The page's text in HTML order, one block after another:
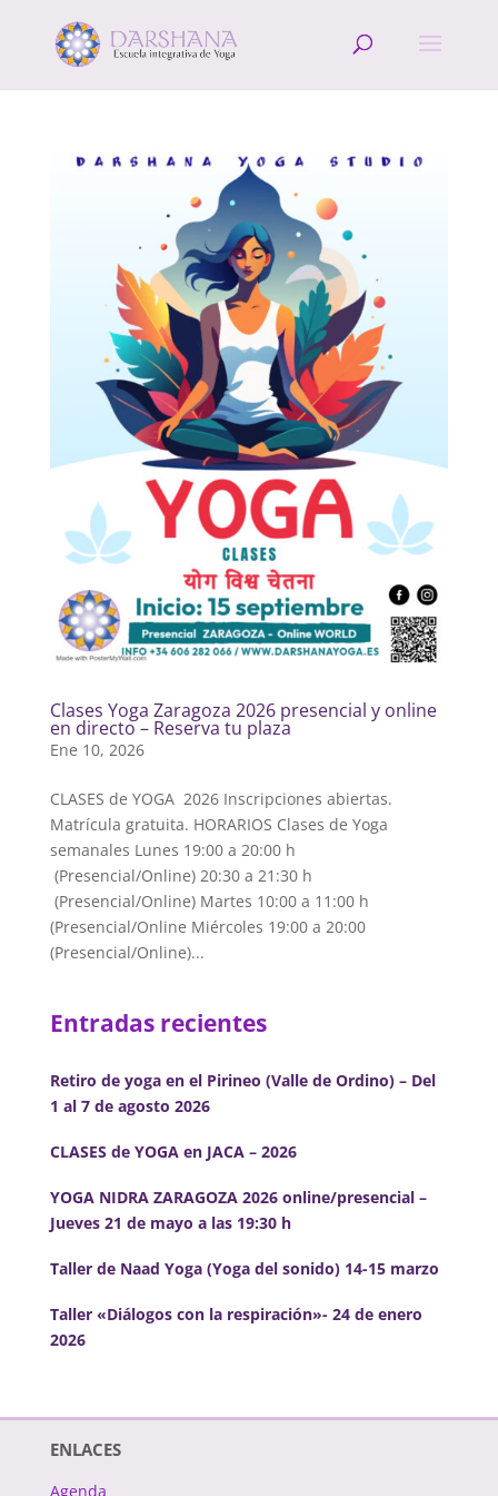
Clases Yoga Zaragoza 2026 presencial y online
en directo – Reserva tu plaza
Ene 10, 2026
CLASES de YOGA 2026 Inscripciones abiertas.
Matrícula gratuita. HORARIOS Clases de Yoga
semanales Lunes 19:00 a 20:00 h
(Presencial/Online) 20:30 a 21:30 h
(Presencial/Online) Martes 10:00 a 11:00 h
(Presencial/Online Miércoles 19:00 a 20:00
(Presencial/Online)...
Entradas recientes
Retiro de yoga en el Pirineo (Valle de Ordino) – Del
1 al 7 de agosto 2026
CLASES de YOGA en JACA – 2026
YOGA NIDRA ZARAGOZA 2026 online/presencial –
Jueves 21 de mayo a las 19:30 h
Taller de Naad Yoga (Yoga del sonido) 14-15 marzo
Taller «Diálogos con la respiración»- 24 de enero
2026
ENLACES
Agenda